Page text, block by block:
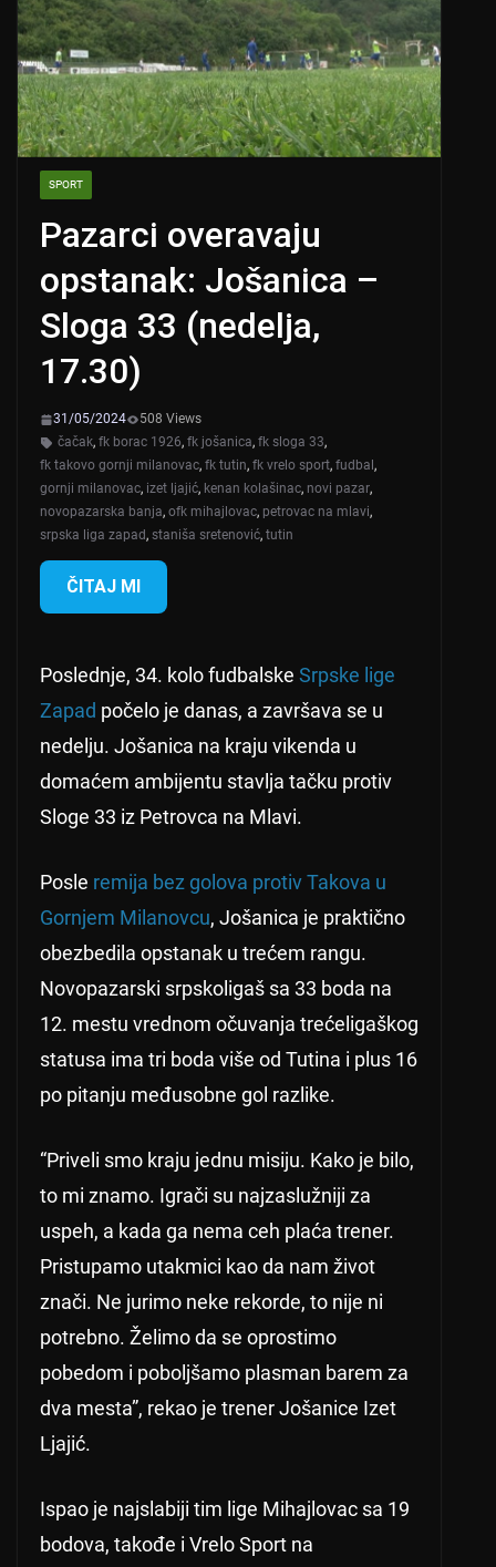
SPORT
Pazarci overavaju
opstanak: Jošanica –
Sloga 33 (nedelja,
17.30)
31/05/2024
508 Views
čačak, fk borac 1926, fk jošanica, fk sloga 33,
fk takovo gornji milanovac, fk tutin, fk vrelo sport, fudbal ,
gornji milanovac, izet ljajić, kenan kolašinac, novi pazar,
novopazarska banja, ofk mihajlovac, petrovac na mlavi,
srpska liga zapad, staniša sretenović, tutin
ČITAJ MI
Poslednje, 34. kolo fudbalske Srpske lige
Zapad počelo je danas, a završava se u
nedelju. Jošanica na kraju vikenda u
domaćem ambijentu stavlja tačku protiv
Sloge 33 iz Petrovca na Mlavi.
Posle remija bez golova protiv Takova u
Gornjem Milanovcu, Jošanica je praktično
obezbedila opstanak u trećem rangu.
Novopazarski srpskoligaš sa 33 boda na
12. mestu vrednom očuvanja trećeligaškog
statusa ima tri boda više od Tutina i plus 16
po pitanju međusobne gol razlike.
“Priveli smo kraju jednu misiju. Kako je bilo,
to mi znamo. Igrači su najzaslužniji za
uspeh, a kada ga nema ceh plaća trener.
Pristupamo utakmici kao da nam život
znači. Ne jurimo neke rekorde, to nije ni
potrebno. Želimo da se oprostimo
pobedom i poboljšamo plasman barem za
dva mesta”, rekao je trener Jošanice Izet
Ljajić.
Ispao je najslabiji tim lige Mihajlovac sa 19
bodova, takođe i Vrelo Sport na